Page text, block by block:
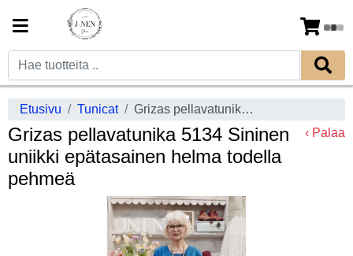
Etusivu Tunicat Grizas pellavatunika 5134 Sininen uniikki epätasainen helma todella pehmeä
Grizas pellavatunika 5134 Sininen
uniikki epätasainen helma todella
pehmeä
‹ Palaa